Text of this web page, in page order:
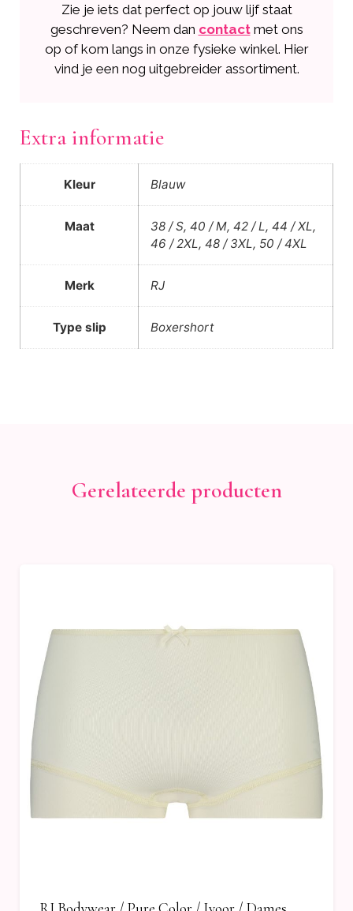
Zie je iets dat perfect op jouw lijf staat
geschreven? Neem dan contact met ons
op of kom langs in onze fysieke winkel. Hier
vind je een nog uitgebreider assortiment.
Extra informatie
Kleur Blauw
Maat
38 / S, 40 / M, 42 / L, 44 / XL,
46 / 2XL, 48 / 3XL, 50 / 4XL
Merk RJ
Type slip Boxershort
Gerelateerde producten